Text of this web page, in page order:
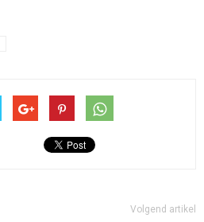
Volgend artikel